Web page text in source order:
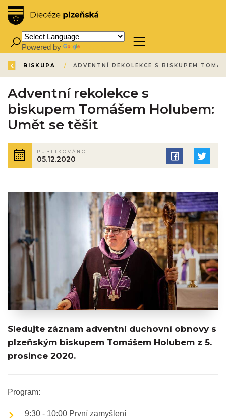
Powered by
ZPĚT
ÚVOD /
AKTUALITY /
AKTUALITY /
BISKUPA /
Adventní rekolekce s
biskupem Tomášem Holubem:
Umět se těšit
PUBLIKOVÁNO
05.12.2020
Sledujte záznam adventní duchovní obnovy s
plzeňským biskupem Tomášem Holubem z 5.
prosince 2020.
Program:
9:30 - 10:00 První zamyšlení